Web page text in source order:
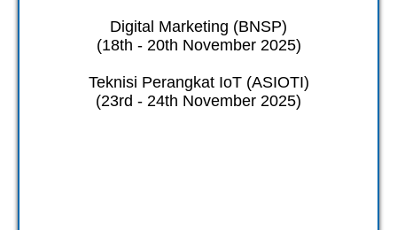
Digital Marketing (BNSP)
(18th - 20th November 2025)
Teknisi Perangkat IoT (ASIOTI)
(23rd - 24th November 2025)